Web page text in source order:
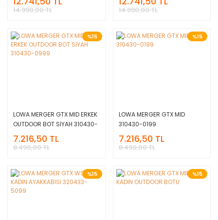
14.990,00 TL 14.990,00 TL
%15
LOWA MERGER GTX MID ERKEK
OUTDOOR BOT SİYAH 310430-
0999
7.216,50 TL
8.490,00 TL
%15
LOWA MERGER GTX MID
310430-0199
7.216,50 TL
8.490,00 TL
%15 %15